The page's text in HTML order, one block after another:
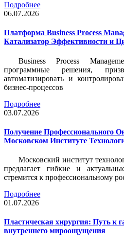
Подробнее
06.07.2026
Платформа Business Process
Катализатор Эффективности и
Business Process
программные решения,
автоматизировать и
бизнес-процессов
Подробнее
03.07.2026
Получение Профессионального
Московском Институте
Московский институт
предлагает гибкие и
стремится к профессиональному
Подробнее
01.07.2026
Пластическая хирургия: Путь к
внутреннего мироощущения